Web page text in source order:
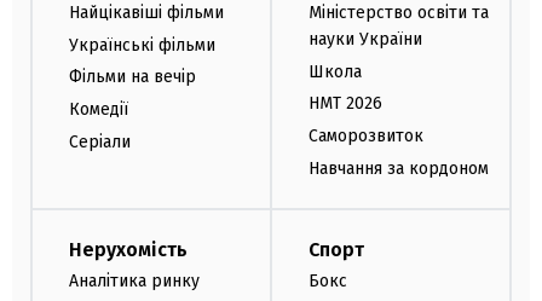
Найцікавіші фільми
Українські фільми
Фільми на вечір
Комедії
Серіали
Міністерство освіти та
науки України
Школа
НМТ 2026
Саморозвиток
Навчання за кордоном
Нерухомість
Аналітика ринку
Спорт
Бокс